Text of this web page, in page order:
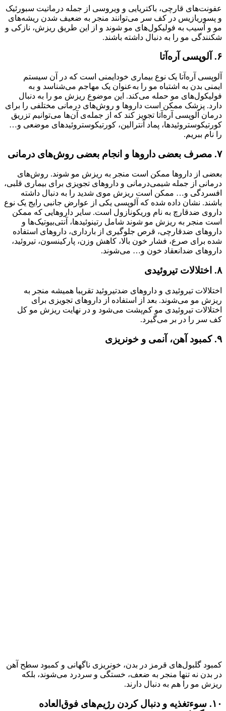
عفونت‌های قارچی، باکتریایی و ویروسی از جمله درماتیت سبورئیک
و پسوریازیس در کف سر می‌توانند منجر به ضعیف شدن ریشه‌های
مو و آسیب به فولیکول‌های مو شوند و از این طریق ریزش، نازکی و
شکنندگی مو را به دنبال داشته باشند‌.
۶‌. آلوپسی آره‌آتا
آلوپسی آره‌آتا یک نوع بیماری خودایمنی است که در آن سیستم
ایمنی بدن به اشتباه مو را به‌عنوان یک مهاجم می‌شناسد و به
فولیکول‌های مو حمله می‌کند. این موضوع ریزش مو را به دنبال
دارد. پزشک ممکن است داروها و روش‌های درمانی مختلفی را برای
درمان آلوپسی آره‌آتا تجویز کند که از جمله‌ی آن‌ها می‌توانیم تزریق
کورتیکوستروئیدها، پماد آنترالین، کورتیکوستروئیدهای موضعی و…
را نام ببریم.
۷‌. مصرف بعضی داروها و انجام بعضی روش‌های درمانی
بعضی از داروها ممکن است منجر به ریزش مو شوند. روش‌های
درمانی از جمله شیمی‌درمانی و داروهای تجویزی برای بیماری قلبی،
افسردگی و… ممکن است ریزش موی شدید را به دنبال داشته
باشند. نشان داده شده که آلوپسی یکی از عوارض جانبی رایج یک نوع
داروی ضدقارچ به نام وریکونازول است. سایر داروهایی که ممکن
است منجر به ریزش مو شوند شامل رتینوئیدها، آنتی‌بیوتیک‌ها و
داروهای ضدقارچی، قرص جلوگیری از بارداری، داروهای استفاده
شده برای صرع، فشار خون بالا، کاهش وزن، پارکینسون، تیروئید،
داروهای ضدانعقاد خون و… می‌شوند.
۸. اختلالات تیروئیدی
اختلالات تیروئیدی و داروهای ضدتیروئید تقریبا همیشه منجر به
ریزش مو می‌شوند. بعد از استفاده از داروهای تجویزی برای
اختلالات تیروئیدی مو کم‌پشت می‌شود و در نهایت ریزش مو کل
کف سر را در بر می‌گیرد.
۹. کمبود آهن، آنمی و خونریزی
کمبود گلبول‌های قرمز در بدن، خونریزی ناگهانی و کمبود سطح آهن
در بدن نه تنها منجر به ضعف، خستگی و سردرد می‌شوند، بلکه
ریزش مو را هم به دنبال دارند.
۱۰. سوءتغذیه و دنبال کردن رژیم‌های فوق‌العاده